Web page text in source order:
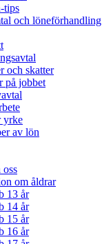
tips
och löneförhandling
och skatter
på jobbet
yrke
av lön
om åldrar
13 år
14 år
15 år
16 år